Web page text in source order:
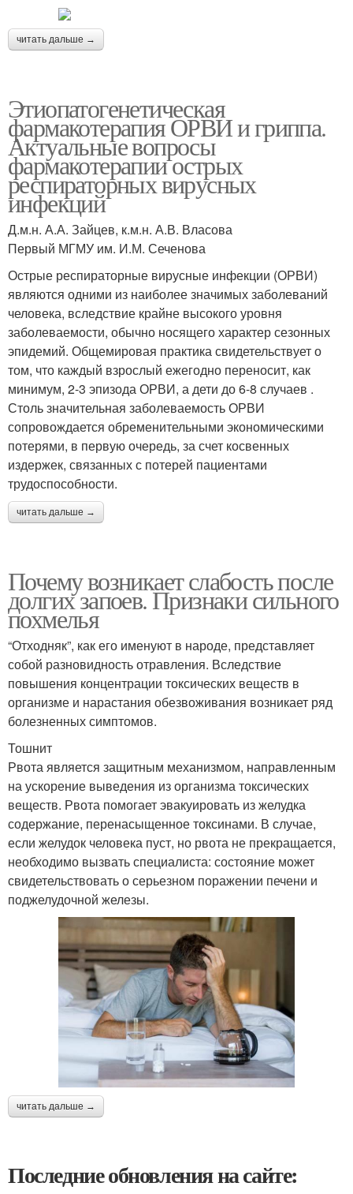
читать дальше →
Этиопатогенетическая
фармакотерапия ОРВИ и гриппа.
Актуальные вопросы
фармакотерапии острых
респираторных вирусных
инфекций
Д.м.н. А.А. Зайцев, к.м.н. А.В. Власова
Первый МГМУ им. И.М. Сеченова
Острые респираторные вирусные инфекции (ОРВИ)
являются одними из наиболее значимых заболеваний
человека, вследствие крайне высокого уровня
заболеваемости, обычно носящего характер сезонных
эпидемий. Общемировая практика свидетельствует о
том, что каждый взрослый ежегодно переносит, как
минимум, 2-3 эпизода ОРВИ, а дети до 6-8 случаев .
Столь значительная заболеваемость ОРВИ
сопровождается обременительными экономическими
потерями, в первую очередь, за счет косвенных
издержек, связанных с потерей пациентами
трудоспособности.
читать дальше →
Почему возникает слабость после
долгих запоев. Признаки сильного
похмелья
“Отходняк”, как его именуют в народе, представляет
собой разновидность отравления. Вследствие
повышения концентрации токсических веществ в
организме и нарастания обезвоживания возникает ряд
болезненных симптомов.
Тошнит
Рвота является защитным механизмом, направленным
на ускорение выведения из организма токсических
веществ. Рвота помогает эвакуировать из желудка
содержание, перенасыщенное токсинами. В случае,
если желудок человека пуст, но рвота не прекращается,
необходимо вызвать специалиста: состояние может
свидетельствовать о серьезном поражении печени и
поджелудочной железы.
читать дальше →
Последние обновления на сайте: